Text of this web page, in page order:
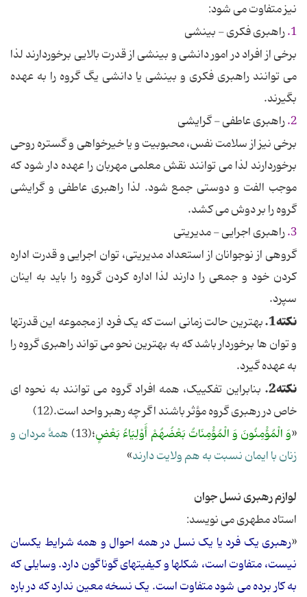
نیز متفاوت می شود:
1. راهبری فکری - بینشی
برخی از افراد در امور دانشی و بینشی از قدرت بالایی برخوردارند لذا
می توانند راهبری فکری و بینشی یا دانشی یگ گروه را به عهده
بگیرند.
2. راهبری عاطفی - گرایشی
برخی نیز از سلامت نفس، محبوبیت و یا خیرخواهی و گستره روحی
برخوردارند لذا می توانند نقش معلمی مهربان را عهده دار شود که
موجب الفت و دوستی جمع شود. لذا راهبری عاطفی و گرایشی
گروه را بر دوش می کشد.
3. راهبری اجرایی - مدیریتی
گروهی از نوجوانان از استعداد مدیریتی، توان اجرایی و قدرت اداره
کردن خود و جمعی را دارند لذا اداره کردن گروه را باید به اینان
سپرد.
نکته1.
بهترین حالت زمانی است که یک فرد از مجموعه این قدرتها
و توان ها برخوردار باشد که به بهترین نحو می تواند راهبری گروه را
به عهده گیرد.
نکته2.
بنابراین تفکییک، همه افراد گروه می توانند به نحوه ای
خاص در رهبری گروه مؤثر باشند اگر چه رهبر واحد است.(12)
«وَ الْمُؤْمِنُونَ وَ الْمُؤْمِنَاتُ بَعْضُهُمْ أَوْلِیَاءُ بَعْضٍ؛(13)
همۀ مردان و
زنان با ایمان نسبت به هم ولایت دارند»
لوازم رهبری نسل جوان
استاد مطهری می نویسد:
«رهبری یک فرد یا یک نسل در همه احوال و همه شرایط یکسان
نیست، متفاوت است، شکلها و کیفیتهای گوناگون دارد. وسایلی که
به کار برده می شود متفاوت است. یک نسخه معین ندارد که در باره